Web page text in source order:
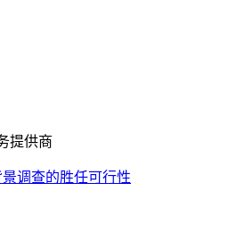
提供商
景调查的胜任可行性